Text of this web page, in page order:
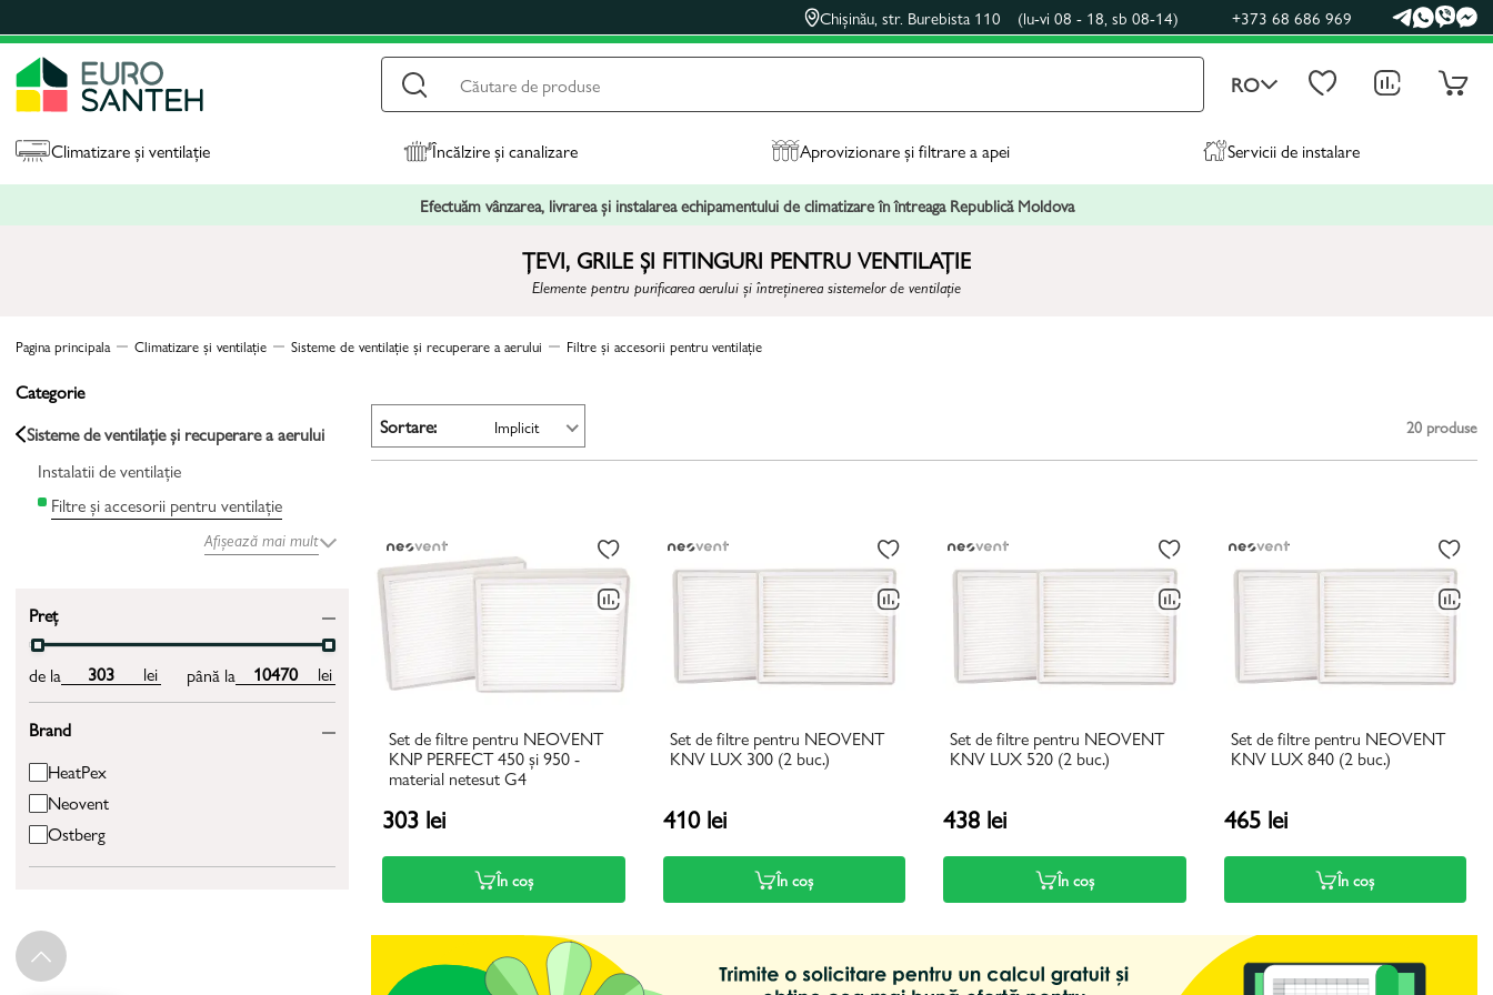
Chișinău, str. Burebista 110 (lu-vi 08 - 18, sb 08-14) +373 68 686 969
RO
Climatizare și ventilație Încălzire și canalizare Aprovizionare și filtrare a apei Servicii de instalare
Efectuăm vânzarea, livrarea și instalarea echipamentului de climatizare în întreaga Republică Moldova
ȚEVI, GRILE ȘI FITINGURI PENTRU VENTILAȚIE
Elemente pentru purificarea aerului și întreținerea sistemelor de ventilație
Pagina principala Climatizare și ventilație Sisteme de ventilație și recuperare a aerului Filtre și accesorii pentru ventilație
Categorie
Sisteme de ventilație și recuperare a aerului
Instalatii de ventilație
Filtre și accesorii pentru ventilație
Afișează mai mult
Preț
de la lei până la lei
Brand
HeatPex
Neovent
Ostberg
Sortare: Implicit 20 produse
Set de filtre pentru NEOVENT
KNP PERFECT 450 și 950 -
material netesut G4
303 lei
În coș
Set de filtre pentru NEOVENT
KNV LUX 300 (2 buc.)
410 lei
În coș
Set de filtre pentru NEOVENT
KNV LUX 520 (2 buc.)
438 lei
În coș
Set de filtre pentru NEOVENT
KNV LUX 840 (2 buc.)
465 lei
În coș